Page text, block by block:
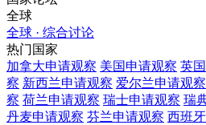
全球
全球 · 综合讨论
热门国家
加拿大申请观察 美国申请观察 英国
察 新西兰申请观察 爱尔兰申请观察
察 荷兰申请观察 瑞士申请观察 瑞
丹麦申请观察 芬兰申请观察 西班牙